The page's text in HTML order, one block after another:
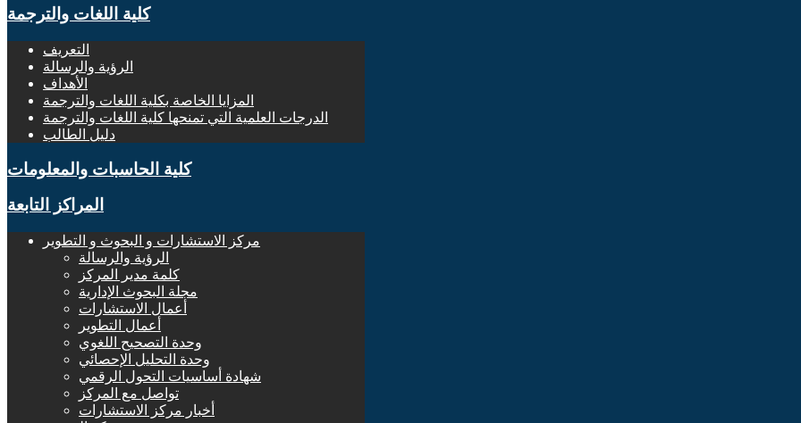
كلية اللغات والترجمة
التعريف
الرؤية والرسالة
الأهداف
المزايا الخاصة بكلية اللغات والترجمة
الدرجات العلمية التي تمنحها كلية اللغات والترجمة
دليل الطالب
كلية الحاسبات والمعلومات
المراكز التابعة
مركز الاستشارات و البحوث و التطوير
الرؤية والرسالة
كلمة مدير المركز
مجلة البحوث الإدارية
أعمال الاستشارات
أعمال التطوير
وحدة التصحيح اللغوي
وحدة التحليل الإحصائي
شهادة أساسيات التحول الرقمي
تواصل مع المركز
أخبار مركز الاستشارات